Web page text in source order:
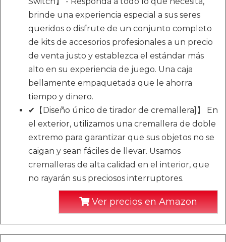
brinde una experiencia especial a sus seres
queridos o disfrute de un conjunto completo
de kits de accesorios profesionales a un precio
de venta justo y establezca el estándar más
alto en su experiencia de juego. Una caja
bellamente empaquetada que le ahorra
tiempo y dinero.
✔【Diseño único de tirador de cremallera]】 En
el exterior, utilizamos una cremallera de doble
extremo para garantizar que sus objetos no se
caigan y sean fáciles de llevar. Usamos
cremalleras de alta calidad en el interior, que
no rayarán sus preciosos interruptores.
Ver precios en Amazon